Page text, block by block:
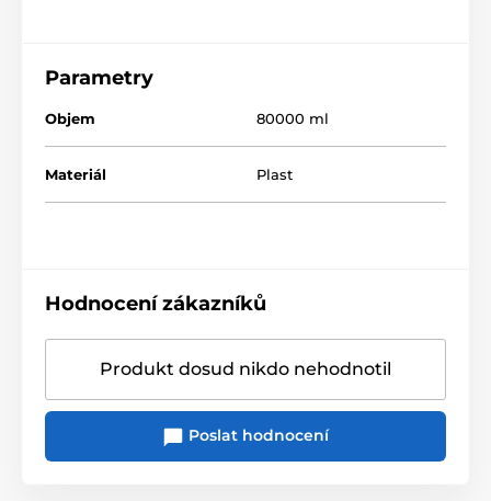
Parametry
Objem 80000 ml
Materiál Plast
Hodnocení zákazníků
Produkt dosud nikdo nehodnotil
Poslat hodnocení